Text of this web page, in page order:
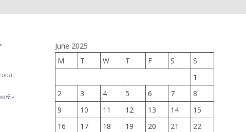
»
June 2025
M
T W T F S
S
1
2
3 4 5 6 7
8
9
10 11 12 13 14
15
16
17 18 19 20 21
22